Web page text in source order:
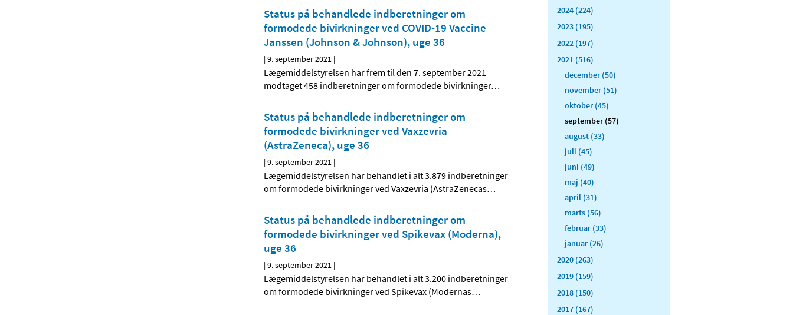
Status på behandlede indberetninger om
formodede bivirkninger ved COVID-19 Vaccine
Janssen (Johnson & Johnson), uge 36
|9. september 2021 |
Lægemiddelstyrelsen har frem til den 7. september 2021
modtaget 458 indberetninger om formodede bivirkninger…
Status på behandlede indberetninger om
formodede bivirkninger ved Vaxzevria
(AstraZeneca), uge 36
|9. september 2021 |
Lægemiddelstyrelsen har behandlet i alt 3.879 indberetninger
om formodede bivirkninger ved Vaxzevria (AstraZenecas…
Status på behandlede indberetninger om
formodede bivirkninger ved Spikevax (Moderna),
uge 36
|9. september 2021 |
Lægemiddelstyrelsen har behandlet i alt 3.200 indberetninger
om formodede bivirkninger ved Spikevax (Modernas…
2024 (224)
2023 (195)
2022 (197)
2021 (516)
december (50)
november (51)
oktober (45)
september (57)
august (33)
juli (45)
juni (49)
maj (40)
april (31)
marts (56)
februar (33)
januar (26)
2020 (263)
2019 (159)
2018 (150)
2017 (167)